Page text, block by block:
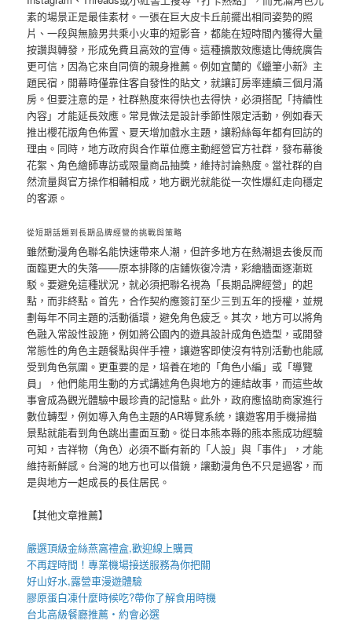
素的場景正是最佳素材。一張在巨大皮卡丘前擺出相同姿勢的照
片、一段與無臉男共乘小火車的短影音，都能在短時間內獲得大量
按讚與轉發，形成免費且高效的宣傳。這種擴散效應遠比傳統廣告
更可信，因為它來自同儕的親身推薦。例如宜蘭的《蠟筆小新》主
題民宿，開幕時僅靠住客自發性的貼文，就讓訂房率連續三個月滿
房。但要注意的是，社群熱度來得快也去得快，必須搭配「持續性
內容」才能延長效應。常見做法是設計季節性限定活動，例如春天
推出櫻花版角色佈置、夏天增加戲水主題，讓粉絲每年都有回訪的
理由。同時，地方政府與合作單位應主動經營官方社群，發布幕後
花絮、角色繪師專訪或限量商品抽獎，維持討論熱度。當社群的自
然流量與官方操作相輔相成，地方觀光就能從一次性爆紅走向穩定
的客源。
從短期話題到長期品牌經營的挑戰與策略
雖然動漫角色聯名能快速帶來人潮，但許多地方在熱潮退去後反而
面臨更大的失落——原本排隊的店鋪恢復冷清，彩繪牆面逐漸斑
駁。要避免這種狀況，就必須把聯名視為「長期品牌經營」的起
點，而非終點。首先，合作契約應簽訂至少三到五年的授權，並規
劃每年不同主題的活動循環，避免角色疲乏。其次，地方可以將角
色融入常設性設施，例如將公園內的遊具設計成角色造型，或開發
常態性的角色主題餐點與伴手禮，讓遊客即使沒有特別活動也能感
受到角色氛圍。更重要的是，培養在地的「角色小編」或「導覽
員」，他們能用生動的方式講述角色與地方的連結故事，而這些故
事會成為觀光體驗中最珍貴的記憶點。此外，政府應協助商家進行
數位轉型，例如導入角色主題的AR導覽系統，讓遊客用手機掃描
景點就能看到角色跳出畫面互動。從日本熊本縣的熊本熊成功經驗
可知，吉祥物（角色）必須不斷有新的「人設」與「事件」，才能
維持新鮮感。台灣的地方也可以借鏡，讓動漫角色不只是過客，而
是與地方一起成長的長住居民。
【其他文章推薦】
嚴選頂級金絲燕窩禮盒,歡迎線上購買
不再趕時間！專業機場接送服務為你把關
好山好水,露營車漫遊體驗
膠原蛋白凍什麼時候吃?帶你了解食用時機
台北高級餐廳推薦・約會必選